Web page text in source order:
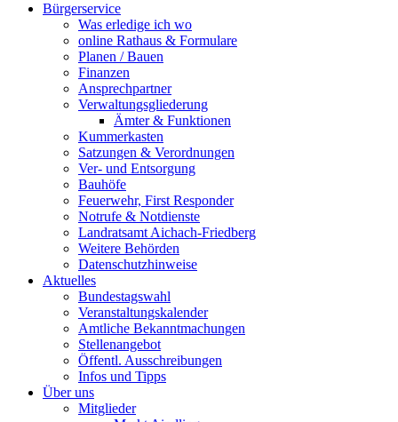
Bürgerservice
Was erledige ich wo
online Rathaus & Formulare
Planen / Bauen
Finanzen
Ansprechpartner
Verwaltungsgliederung
Ämter & Funktionen
Kummerkasten
Satzungen & Verordnungen
Ver- und Entsorgung
Bauhöfe
Feuerwehr, First Responder
Notrufe & Notdienste
Landratsamt Aichach-Friedberg
Weitere Behörden
Datenschutzhinweise
Aktuelles
Bundestagswahl
Veranstaltungskalender
Amtliche Bekanntmachungen
Stellenangebot
Öffentl. Ausschreibungen
Infos und Tipps
Über uns
Mitglieder